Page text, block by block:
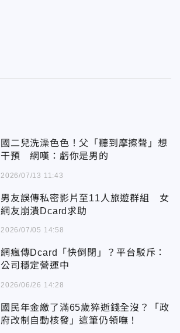
國二兒洗澡色色！父「聽到摩擦聲」想
干預 網嘆：虧你是男的
2026/07/13 11:43
男友誤傳私密影片至11人旅遊群組 女
網友崩潰Dcard求助
2026/07/05 14:58
網瘋傳Dcard「快倒閉」？平台駁斥：
公司穩定營運中
2026/06/26 14:28
國民年金繳了滿65歲猝逝錢全沒？「政
府改制自動核發」這筆仍領嘸！